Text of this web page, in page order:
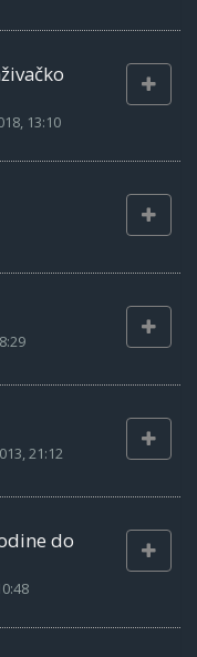
13:10
21:12
do